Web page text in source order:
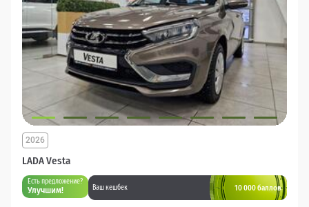
LADA Vesta
2026
Есть предложение?
Улучшим! Ваш кешбек 10 000 баллов